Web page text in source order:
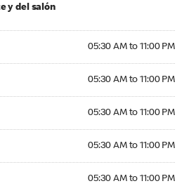
y del salón
05:30 AM to 11:00 PM
05:30 AM to 11:00 PM
05:30 AM to 11:00 PM
05:30 AM to 11:00 PM
05:30 AM to 11:00 PM